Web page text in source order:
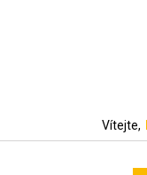
Vítejte,